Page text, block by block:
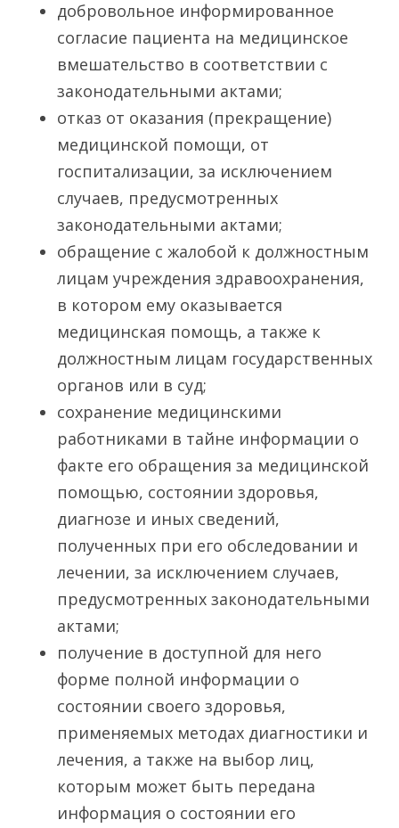
добровольное информированное
согласие пациента на медицинское
вмешательство в соответствии с
законодательными актами;
отказ от оказания (прекращение)
медицинской помощи, от
госпитализации, за исключением
случаев, предусмотренных
законодательными актами;
обращение с жалобой к должностным
лицам учреждения здравоохранения,
в котором ему оказывается
медицинская помощь, а также к
должностным лицам государственных
органов или в суд;
сохранение медицинскими
работниками в тайне информации о
факте его обращения за медицинской
помощью, состоянии здоровья,
диагнозе и иных сведений,
полученных при его обследовании и
лечении, за исключением случаев,
предусмотренных законодательными
актами;
­получение в доступной для него
форме полной информации о
состоянии своего здоровья,
применяемых методах диагностики и
лечения, а также на выбор лиц,
которым может быть передана
информация о состоянии его